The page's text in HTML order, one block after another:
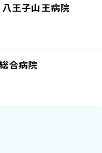
王子山王病院
合病院